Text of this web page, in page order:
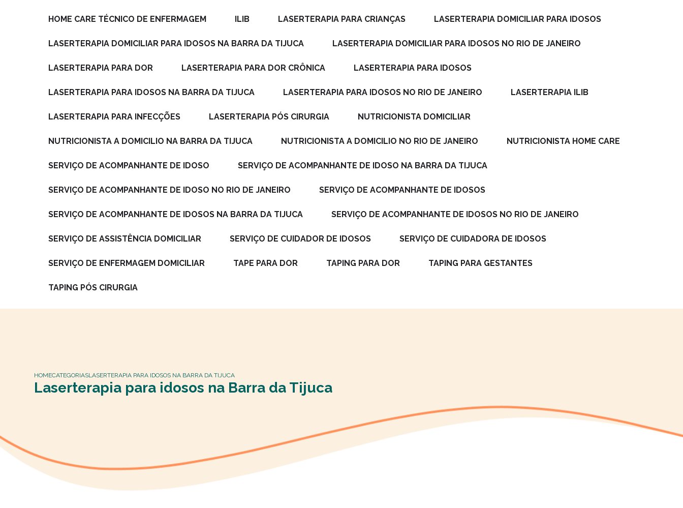
HOME CARE TÉCNICO DE ENFERMAGEM ILIB LASERTERAPIA PARA CRIANÇAS LASERTERAPIA DOMICILIAR PARA IDOSOS
LASERTERAPIA DOMICILIAR PARA IDOSOS NA BARRA DA TIJUCA LASERTERAPIA DOMICILIAR PARA IDOSOS NO RIO DE JANEIRO
LASERTERAPIA PARA DOR LASERTERAPIA PARA DOR CRÔNICA LASERTERAPIA PARA IDOSOS
LASERTERAPIA PARA IDOSOS NA BARRA DA TIJUCA LASERTERAPIA PARA IDOSOS NO RIO DE JANEIRO LASERTERAPIA ILIB
LASERTERAPIA PARA INFECÇÕES LASERTERAPIA PÓS CIRURGIA NUTRICIONISTA DOMICILIAR
NUTRICIONISTA A DOMICILIO NA BARRA DA TIJUCA NUTRICIONISTA A DOMICILIO NO RIO DE JANEIRO NUTRICIONISTA HOME CARE
SERVIÇO DE ACOMPANHANTE DE IDOSO SERVIÇO DE ACOMPANHANTE DE IDOSO NA BARRA DA TIJUCA
SERVIÇO DE ACOMPANHANTE DE IDOSO NO RIO DE JANEIRO SERVIÇO DE ACOMPANHANTE DE IDOSOS
SERVIÇO DE ACOMPANHANTE DE IDOSOS NA BARRA DA TIJUCA SERVIÇO DE ACOMPANHANTE DE IDOSOS NO RIO DE JANEIRO
SERVIÇO DE ASSISTÊNCIA DOMICILIAR SERVIÇO DE CUIDADOR DE IDOSOS SERVIÇO DE CUIDADORA DE IDOSOS
SERVIÇO DE ENFERMAGEM DOMICILIAR TAPE PARA DOR TAPING PARA DOR TAPING PARA GESTANTES
TAPING PÓS CIRURGIA
HOMECATEGORIASLASERTERAPIA PARA IDOSOS NA BARRA DA TIJUCA
Laserterapia para idosos na Barra da Tijuca